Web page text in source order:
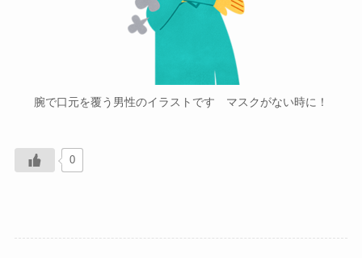
腕で口元を覆う男性のイラストです マスクがない時に！
0